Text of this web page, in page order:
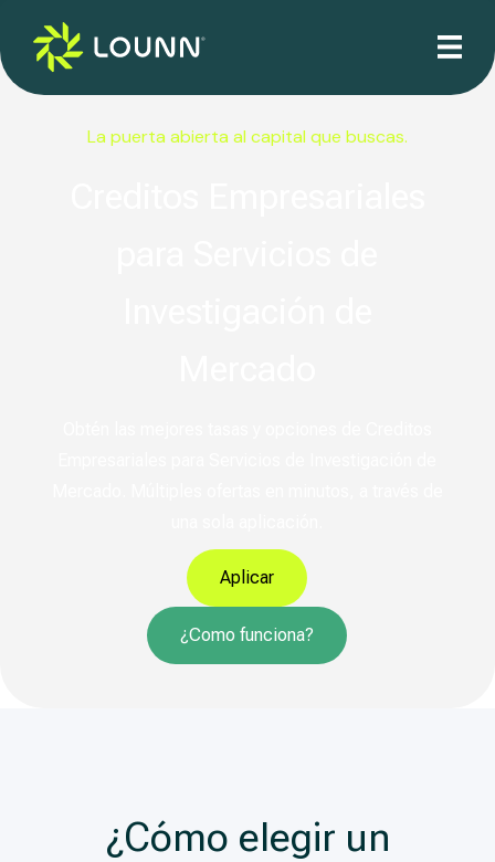
La puerta abierta al capital que buscas.
Aplicar
¿Como funciona?
¿Cómo elegir un